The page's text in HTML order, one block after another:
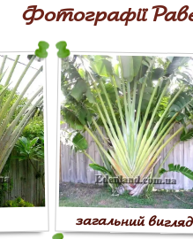
Фотографії
загальний вигляд